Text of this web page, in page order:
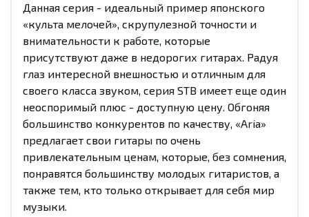
Данная серия - идеальный пример японского
«культа мелочей», скрупулезной точности и
внимательности к работе, которые
присутствуют даже в недорогих гитарах. Радуя
глаз интересной внешностью и отличным для
своего класса звуком, серия STB имеет еще один
неоспоримый плюс - доступную цену. Обгоняя
большинство конкурентов по качеству, «Aria»
предлагает свои гитары по очень
привлекательным ценам, которые, без сомнения,
понравятся большинству молодых гитаристов, а
также тем, кто только открывает для себя мир
музыки.